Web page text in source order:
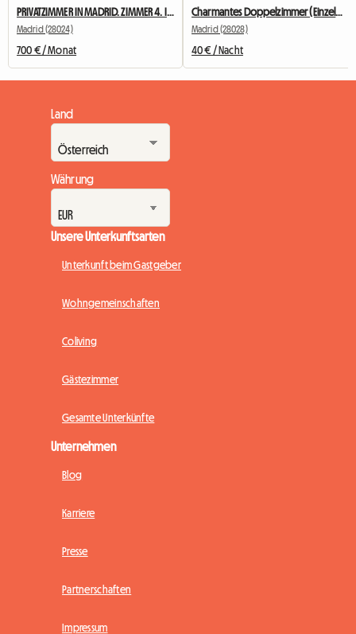
PRIVATZIMMER IN MADRID. ZIMMER 4. IN DER NÄHE DER UNIVERSITÄT
Madrid (28024)
700 € / Monat
Charmantes Doppelzimmer (Einzelbenutzung).
Madrid (28028)
40 € / Nacht
Land
Währung
Unsere Unterkunftsarten
Unterkunft beim Gastgeber
Wohngemeinschaften
Coliving
Gästezimmer
Gesamte Unterkünfte
Unternehmen
Blog
Karriere
Presse
Partnerschaften
Impressum